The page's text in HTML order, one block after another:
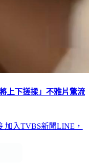
上下搓揉」不雅片驚流
加入TVBS新聞LINE，